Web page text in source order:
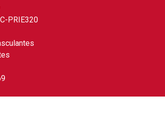
PRIE320